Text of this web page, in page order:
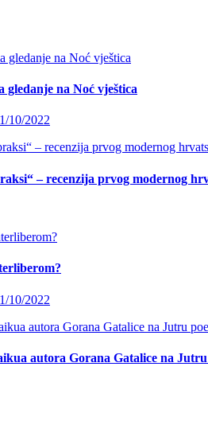
gledanje na Noć vještica
10/2022
– recenzija prvog modernog
10/2022
autora Gorana Gatalice na